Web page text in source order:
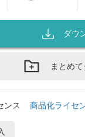
ダウ
まとめ
ンス 商品化ライセ